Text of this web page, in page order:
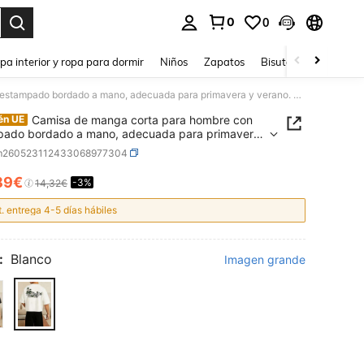
0 0
interior y ropa para dormir Niños Zapatos Bisutería Y
Camisa de manga corta para hombre con estampado bordado a mano, adecuada para primavera y verano. XSCP
UE
Camisa de manga corta para hombre con
bordado a mano, adecuada para primavera
XSCP
AND AVAILABILITY
14,32€ -3%
entrega 4-5 días hábiles
Blanco Imagen grande